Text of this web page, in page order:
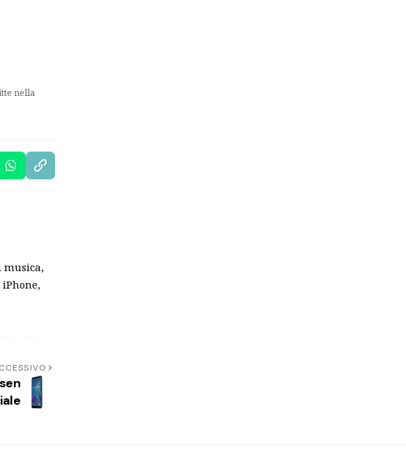
nella
musica,